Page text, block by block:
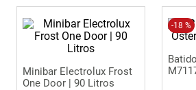
Minibar Electrolux Frost
One Door | 90 Litros
-18 %